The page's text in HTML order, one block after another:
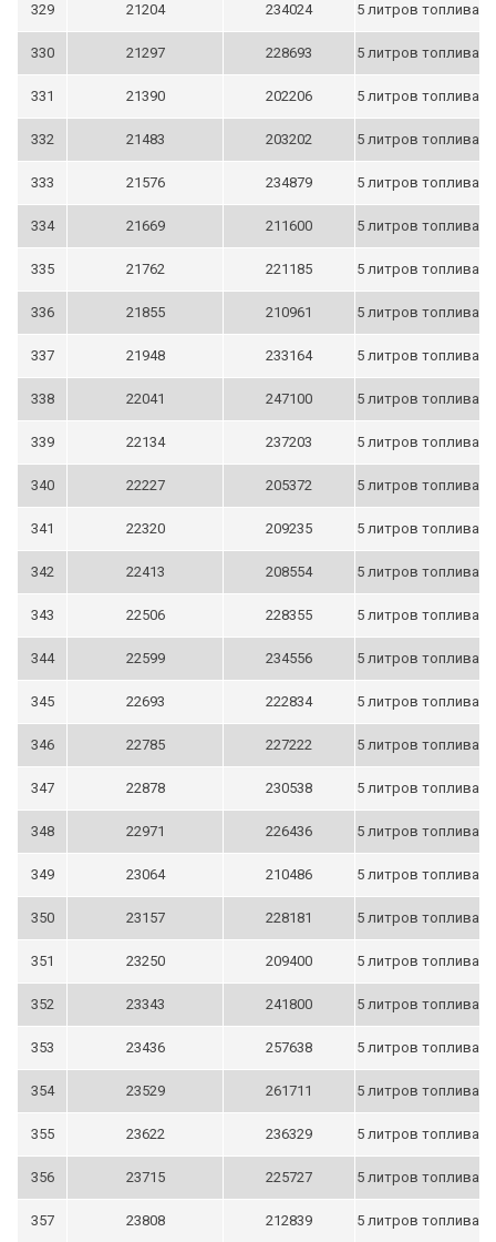
329 21204 234024 5 литров топлива
330 21297 228693 5 литров топлива
331 21390 202206 5 литров топлива
332 21483 203202 5 литров топлива
333 21576 234879 5 литров топлива
334 21669 211600 5 литров топлива
335 21762 221185 5 литров топлива
336 21855 210961 5 литров топлива
337 21948 233164 5 литров топлива
338 22041 247100 5 литров топлива
339 22134 237203 5 литров топлива
340 22227 205372 5 литров топлива
341 22320 209235 5 литров топлива
342 22413 208554 5 литров топлива
343 22506 228355 5 литров топлива
344 22599 234556 5 литров топлива
345 22693 222834 5 литров топлива
346 22785 227222 5 литров топлива
347 22878 230538 5 литров топлива
348 22971 226436 5 литров топлива
349 23064 210486 5 литров топлива
350 23157 228181 5 литров топлива
351 23250 209400 5 литров топлива
352 23343 241800 5 литров топлива
353 23436 257638 5 литров топлива
354 23529 261711 5 литров топлива
355 23622 236329 5 литров топлива
356 23715 225727 5 литров топлива
357 23808 212839 5 литров топлива